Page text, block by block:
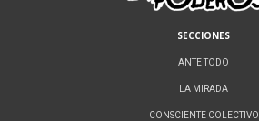
SECCIONES
ANTE TODO
LA MIRADA
CONSCIENTE COLECTIVO